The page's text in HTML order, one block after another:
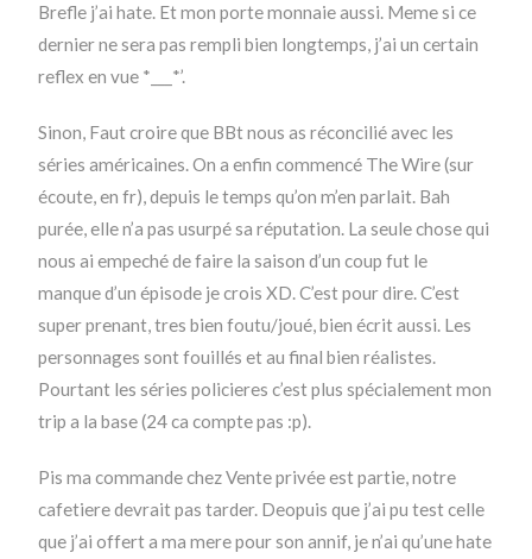
Brefle j’ai hate. Et mon porte monnaie aussi. Meme si ce
dernier ne sera pas rempli bien longtemps, j’ai un certain
reflex en vue *___*’.
Sinon, Faut croire que BBt nous as réconcilié avec les
séries américaines. On a enfin commencé The Wire (sur
écoute, en fr), depuis le temps qu’on m’en parlait. Bah
purée, elle n’a pas usurpé sa réputation. La seule chose qui
nous ai empeché de faire la saison d’un coup fut le
manque d’un épisode je crois XD. C’est pour dire. C’est
super prenant, tres bien foutu/joué, bien écrit aussi. Les
personnages sont fouillés et au final bien réalistes.
Pourtant les séries policieres c’est plus spécialement mon
trip a la base (24 ca compte pas :p).
Pis ma commande chez Vente privée est partie, notre
cafetiere devrait pas tarder. Deopuis que j’ai pu test celle
que j’ai offert a ma mere pour son annif, je n’ai qu’une hate